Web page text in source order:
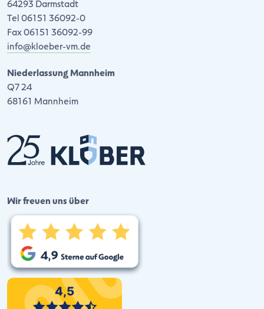
64293 Darmstadt
Tel 06151 36092-0
Fax 06151 36092-99
info@kloeber-vm.de
Niederlassung Mannheim
Q7 24
68161 Mannheim
Wir freuen uns über